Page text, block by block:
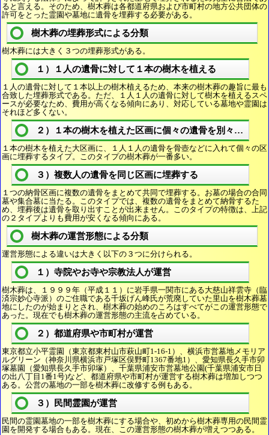
ると言える。そのため、樹木葬は各都道府県および市町村の地方公共団体の
許可をとった霊園や墓地に遺骨を埋葬する必要がある。
樹木葬の埋葬形式による分類
樹木葬には大きく３つの埋葬形式がある。
１）１人の遺骨に対して１本の樹木を植える
１人の遺骨に対して１本以上の樹木植えるため、本来の樹木葬の趣旨に最も
合致した埋葬形式である。ただ、１人１人の遺骨に対して樹木を植えるスペ
ースが必要なため、費用が高くなる傾向にあり、対応している墓地や霊園は
それほど多くない。
２）１本の樹木を植えた区画に個々の遺骨を別々に埋葬
１本の樹木を植えた大区画に、１人１人の遺骨を骨壺などに入れて個々の区
画に埋葬するタイプ。このタイプの樹木葬が一番多い。
３）複数人の遺骨を同じ区画に埋葬する
１つの納骨区画に複数の遺骨をまとめて共同で埋葬する。お墓の場合の合同
墓や集合墓に当たる。このタイプでは、複数の遺骨をまとめて納骨するた
め、埋葬後は遺骨を取り出すことが出来ません。このタイプの特徴は、上記
の２タイプよりも費用が安くなる傾向にある。
樹木葬の運営形態による分類
運営形態による違いは大きく以下の３つに分けられる。
１）寺院やお寺や宗教法人が運営
樹木葬は、１９９９年（平成１１）に岩手県一関市にある大慈山祥雲寺（臨
済宗妙心寺派）のご住職である千坂げん峰氏が荒廃していた里山を樹木葬墓
地にしたのが始まりとされ、樹木葬の始めのころはすべてがこの運営形態で
あった。現在でも樹木葬の運営形態の主流を占めている。
２）都道府県や市町村が運営
東京都立小平霊園（東京都東村山市萩山町1-16-1）、横浜市営墓地メモリア
ルグリーン（神奈川県横浜市戸塚区俣野町1367番地1）、愛知県長久手市卯
塚墓園（愛知県長久手市卯塚）、千葉県浦安市営墓地公園(千葉県浦安市日
の出八丁目1番1号)など、都道府県や市町村が運営する樹木葬は増加しつつ
ある。公営の墓地の一部を樹木葬に改修する例もある。
３）民間霊園が運営
民間の霊園墓地の一部を樹木葬にする場合や、初めから樹木葬専用の民間霊
園を開発する場合もある。現在、この運営形態の樹木葬が増えつつある。